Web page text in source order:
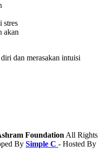
stres
akan
dan merasakan intuisi
Foundation All Rights
By Simple C - Hosted By